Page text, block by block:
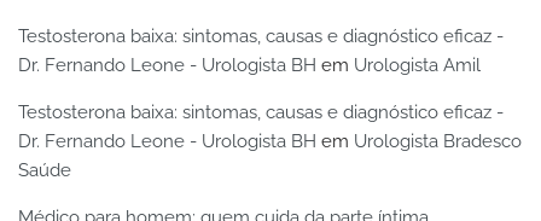
Testosterona baixa: sintomas, causas e diagnóstico eficaz -
Dr. Fernando Leone - Urologista BH em Urologista Amil
Testosterona baixa: sintomas, causas e diagnóstico eficaz -
Dr. Fernando Leone - Urologista BH em Urologista Bradesco
Saúde